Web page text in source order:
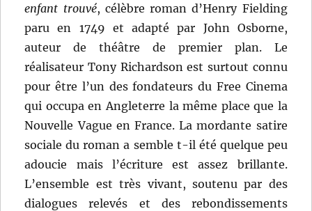
enfant trouvé, célèbre roman d’Henry Fielding
paru en 1749 et adapté par John Osborne,
auteur de théâtre de premier plan. Le
réalisateur Tony Richardson est surtout connu
pour être l’un des fondateurs du Free Cinema
qui occupa en Angleterre la même place que la
Nouvelle Vague en France. La mordante satire
sociale du roman a semble t-il été quelque peu
adoucie mais l’écriture est assez brillante.
L’ensemble est très vivant, soutenu par des
dialogues relevés et des rebondissements